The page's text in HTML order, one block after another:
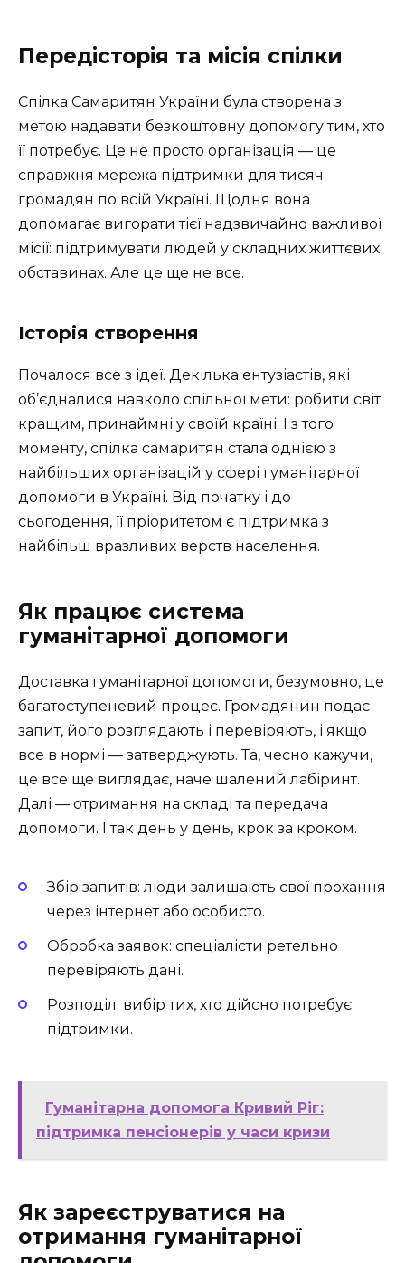
Передісторія та місія спілки
Спілка Самаритян України була створена з
метою надавати безкоштовну допомогу тим, хто
її потребує. Це не просто організація — це
справжня мережа підтримки для тисяч
громадян по всій Україні. Щодня вона
допомагає вигорати тієї надзвичайно важливої
місії: підтримувати людей у складних життєвих
обставинах. Але це ще не все.
Історія створення
Почалося все з ідеї. Декілька ентузіастів, які
об’єдналися навколо спільної мети: робити світ
кращим, принаймні у своїй країні. І з того
моменту, спілка самаритян стала однією з
найбільших організацій у сфері гуманітарної
допомоги в Україні. Від початку і до
сьогодення, її пріоритетом є підтримка з
найбільш вразливих верств населення.
Як працює система
гуманітарної допомоги
Доставка гуманітарної допомоги, безумовно, це
багатоступеневий процес. Громадянин подає
запит, його розглядають і перевіряють, і якщо
все в нормі — затверджують. Та, чесно кажучи,
це все ще виглядає, наче шалений лабіринт.
Далі — отримання на складі та передача
допомоги. І так день у день, крок за кроком.
Збір запитів: люди залишають свої прохання
через інтернет або особисто.
Обробка заявок: спеціалісти ретельно
перевіряють дані.
Розподіл: вибір тих, хто дійсно потребує
підтримки.
Гуманітарна допомога Кривий Ріг:
підтримка пенсіонерів у часи кризи
Як зареєструватися на
отримання гуманітарної